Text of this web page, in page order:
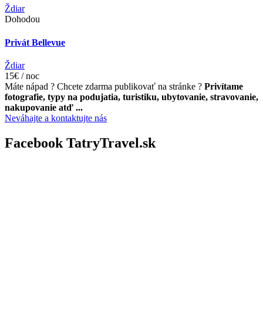
Ždiar
Dohodou
Privát Bellevue
Ždiar
15€ / noc
Máte nápad ? Chcete zdarma publikovať na stránke ? Privítame
fotografie, typy na podujatia, turistiku, ubytovanie, stravovanie,
nakupovanie atď ...
Neváhajte a kontaktujte nás
Facebook TatryTravel.sk